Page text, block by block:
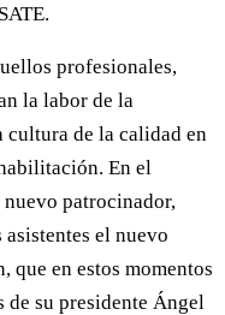
profesionales,
la labor de la
de la calidad en
En el
patrocinador,
el nuevo
que en estos momentos
su presidente Ángel